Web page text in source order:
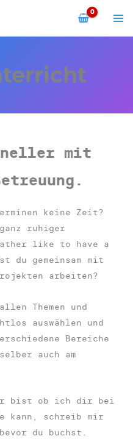
mit
keine Zeit?
ruhiger
rather like to have a
du gemeinsam mit
arbeiten?
Themen und
auswählen und
Bereiche
auch am
bist ob ich dir bei
kann, schreib mir
du buchst.